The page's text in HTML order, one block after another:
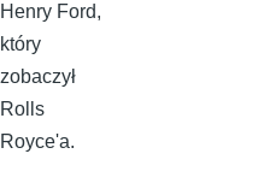
Henry Ford,
który
zobaczył
Rolls
Royce'a.